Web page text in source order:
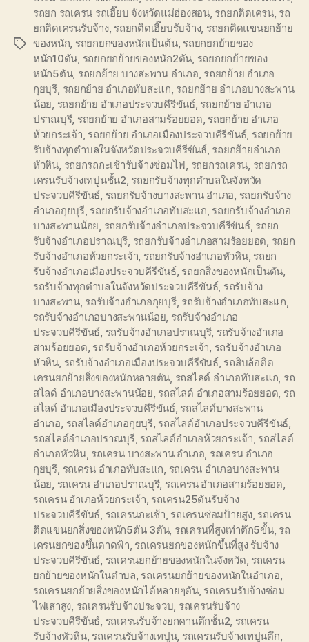
Tags
รถยก รถเครน รถเฮี๊ยบ จังหวัดแม่ฮ่องสอน, รถยกติดเครน, รถ
ยกติดเครนรับจ้าง, รถยกติดเฮี๊ยบรับจ้าง, รถยกติดแขนยกย้าย
ของหนัก รถยกยกของหนักเป้นต้น, รถยกยกย้ายของ
หนัก10ตัน รถยกยกย้ายของหนัก2ตัน รถยกยกย้ายของ
หนัก5ตัน, รถยกย้าย บางสะพาน อำเภอ รถยกย้าย อำเภอ
กุยบุรี รถยกย้าย อำเภอทับสะแก รถยกย้าย อำเภอบางสะพาน
น้อย รถยกย้าย อำเภอประจวบคีรีขันธ์, รถยกย้าย อำเภอ
ปราณบุรี, รถยกย้าย อำเภอสามร้อยยอด รถยกย้าย อำเภอ
ห้วยกระเจ้า รถยกย้าย อำเภอเมืองประจวบคีรีขันธ์, รถยกย้าย
รับจ้างทุกตำบลในจังหวัดประจวบคีรีขันธ์, รถยกย้ายอำเภอ
หัวหิน รถยกรถกะเช้ารับจ้างซ่อมไฟ รถยกรถเครน รถยกรถ
เครนรับจ้างเทปูนชั้น2 รถยกรับจ้างทุกตำบลในจังหวัด
ประจวบคีรีขันธ์ รถยกรับจ้างบางสะพาน อำเภอ รถยกรับจ้าง
อำเภอกุยบุรี, รถยกรับจ้างอำเภอทับสะแก รถยกรับจ้างอำเภอ
บางสะพานน้อย รถยกรับจ้างอำเภอประจวบคีรีขันธ์, รถยก
รับจ้างอำเภอปราณบุรี รถยกรับจ้างอำเภอสามร้อยยอด รถยก
รับจ้างอำเภอห้วยกระเจ้า รถยกรับจ้างอำเภอหัวหิน, รถยก
รับจ้างอำเภอเมืองประจวบคีรีขันธ์, รถยกสิ่งของหนักเป็นตัน
รถรับจ้างทุกตำบลในจังหวัดประจวบคีรีขันธ์, รถรับจ้าง
บางสะพาน, รถรับจ้างอำเภอกุยบุรี, รถรับจ้างอำเภอทับสะแก
รถรับจ้างอำเภอบางสะพานน้อย รถรับจ้างอำเภอ
ประจวบคีรีขันธ์ รถรับจ้างอำเภอปราณบุรี, รถรับจ้างอำเภอ
สามร้อยยอด รถรับจ้างอำเภอห้วยกระเจ้า รถรับจ้างอำเภอ
หัวหิน รถรับจ้างอำเภอเมืองประจวบคีรีขันธ์, รถสิบล้อติด
เครนยกย้ายสิ่งของหนักหลายตัน รถสไลด์ อำเภอทับสะแก รถ
สไลด์ อำเภอบางสะพานน้อย รถสไลด์ อำเภอสามร้อยยอด รถ
สไลด์ อำเภอเมืองประจวบคีรีขันธ์, รถสไลด์บางสะพาน
อำเภอ รถสไลด์อำเภอกุยบุรี, รถสไลด์อำเภอประจวบคีรีขันธ์
รถสไลด์อำเภอปราณบุรี, รถสไลด์อำเภอห้วยกระเจ้า รถสไลด์
อำเภอหัวหิน, รถเครน บางสะพาน อำเภอ รถเครน อำเภอ
กุยบุรี รถเครน อำเภอทับสะแก รถเครน อำเภอบางสะพาน
น้อย รถเครน อำเภอปราณบุรี, รถเครน อำเภอสามร้อยยอด
รถเครน อำเภอห้วยกระเจ้า รถเครน25ตันรับจ้าง
ประจวบคีรีขันธ์ รถเครนกะเช้า รถเครนซ่อมป้ายสูง, รถเครน
ติดแขนยกสิ่งของหนัก5ตัน 3ตัน, รถเครนที่สูงเท่าตึก5ขั้น, รถ
เครนยกของขึ้นดาดฟ้า รถเครนยกของหนักขึ้นที่สูง รับจ้าง
ประจวบคีรีขันธ์ รถเครนยกย้ายของหนักในจังหวัด รถเครน
ยกย้ายของหนักในตำบล รถเครนยกย้ายของหนักในอำเภอ
รถเครนยกย้ายสิ่งของหนักได้หลายๆตัน, รถเครนรับจ้างซ่อม
ไฟเสาสูง รถเครนรับจ้างประจวบ รถเครนรับจ้าง
ประจวบคีรีขันธ์ รถเครนรับจ้างยกคานตึกชั้น2 รถเครน
รับจ้างหัวหิน, รถเครนรับจ้างเทปูน, รถเครนรับจ้างเทปูนตึก